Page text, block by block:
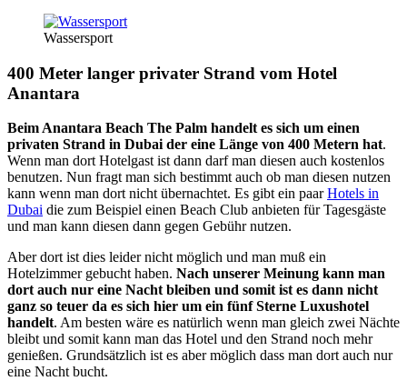
Wassersport
400 Meter langer privater Strand vom Hotel
Anantara
Beim Anantara Beach The Palm handelt es sich um einen
privaten Strand in Dubai der eine Länge von 400 Metern hat.
Wenn man dort Hotelgast ist dann darf man diesen auch kostenlos
benutzen. Nun fragt man sich bestimmt auch ob man diesen nutzen
kann wenn man dort nicht übernachtet. Es gibt ein paarHotels in
Dubai die zum Beispiel einen Beach Club anbieten für Tagesgäste
und man kann diesen dann gegen Gebühr nutzen.
Aber dort ist dies leider nicht möglich und man muß ein
Hotelzimmer gebucht haben. Nach unserer Meinung kann man
dort auch nur eine Nacht bleiben und somit ist es dann nicht
ganz so teuer da es sich hier um ein fünf Sterne Luxushotel
handelt. Am besten wäre es natürlich wenn man gleich zwei Nächte
bleibt und somit kann man das Hotel und den Strand noch mehr
genießen. Grundsätzlich ist es aber möglich dass man dort auch nur
eine Nacht bucht.